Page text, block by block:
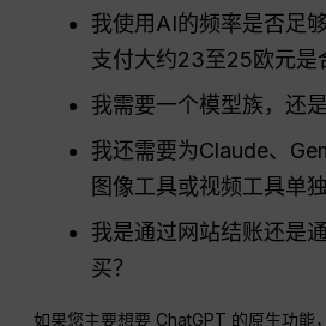
我使用AI的频率是否足
支付大约23至25欧元是
我需要一个模型族，还
我还需要为Claude、
图像工具或视频工具单
我是通过网站结账还是
买？
如果您主要想要 ChatGPT 的原生功能